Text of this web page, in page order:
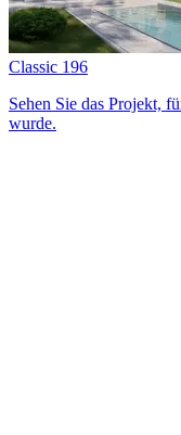
Classic 196
Sehen Sie das Projekt,
wurde.